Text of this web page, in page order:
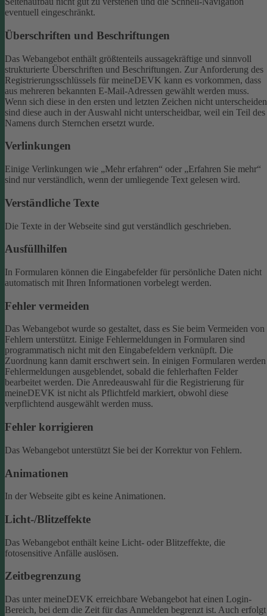
eventuell eingeschränkt.
Überschriften und Beschriftungen
Das Webangebot enthält größtenteils aussagekräftige und sinnvoll
strukturierte Überschriften und Beschriftungen. Zur Anforderung des
Registrierungsschlüssels für meineDEVK kann es vorkommen, dass
aus mehreren bekannten E-Mail-Adressen gewählt werden muss.
Wenn sich diese in den ersten und letzten Zeichen nicht
sind diese auch in der Auswahl nicht unterscheidbar, weil ein Teil des
Namens durch Sternchen ersetzt wurde.
Verlinkungen
Einige Verlinkungen wie „Mehr erfahren“ oder „Erfahren Sie mehr“
sind nur verständlich, wenn der umliegende Text gelesen wird.
Verständliche Texte
Die Texte in der Webseite sind gut verständlich geschrieben.
Ausfüllhilfen
In Formularen können die Eingabefelder für persönliche Daten nicht
automatisch mit Ihren Informationen vorbelegt werden.
Fehler vermeiden
Das Webangebot wurde so gestaltet, dass es Sie beim Vermeiden von
Fehlern unterstützt. Einige Fehlermeldungen in Formularen sind
programmatisch nicht mit den Eingabefeldern verknüpft. Die
Zuordnung kann damit erschwert sein. In einigen Formularen werden
Fehlermeldungen ausgeblendet, sobald die fehlerhaften Felder
bearbeitet werden. Die Anredeauswahl für die Registrierung für
meineDEVK ist nicht als Pflichtfeld markiert, obwohl diese
verpflichtend ausgewählt werden muss.
Fehler korrigieren
Das Webangebot unterstützt Sie bei der Korrektur von Fehlern.
Animationen
In der Webseite gibt es keine Animationen.
Licht-/Blitzeffekte
Das Webangebot enthält keine Licht- oder Blitzeffekte, die
fotosensitive Anfälle auslösen.
Zeitbegrenzung
Das unter meineDEVK erreichbare Webangebot hat einen Login-
Bereich, bei dem die Zeit für das Anmelden begrenzt ist. Auch erfolgt